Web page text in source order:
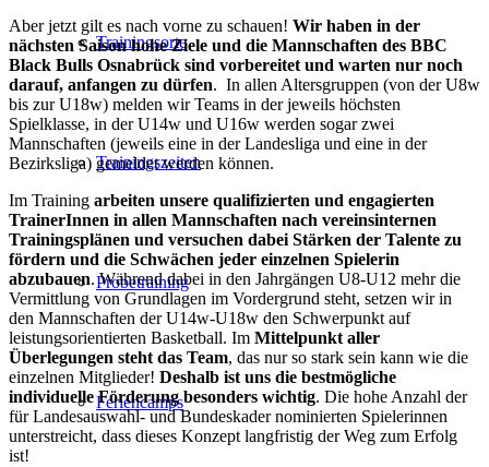
Trainingsorte
Trainingszeiten
Probetraining
Feriencamps
Aber jetzt gilt es nach vorne zu schauen! Wir haben in der
nächsten Saison hohe Ziele und die Mannschaften des BBC
Black Bulls Osnabrück sind vorbereitet und warten nur noch
darauf, anfangen zu dürfen. In allen Altersgruppen (von der U8w
bis zur U18w) melden wir Teams in der jeweils höchsten
Spielklasse, in der U14w und U16w werden sogar zwei
Mannschaften (jeweils eine in der Landesliga und eine in der
Bezirksliga) gemeldet werden können.
Im Training arbeiten unsere qualifizierten und engagierten
TrainerInnen in allen Mannschaften nach vereinsinternen
Trainingsplänen und versuchen dabei Stärken der Talente zu
fördern und die Schwächen jeder einzelnen Spielerin
abzubauen. Während dabei in den Jahrgängen U8-U12 mehr die
Vermittlung von Grundlagen im Vordergrund steht, setzen wir in
den Mannschaften der U14w-U18w den Schwerpunkt auf
leistungsorientierten Basketball. Im Mittelpunkt aller
Überlegungen steht das Team, das nur so stark sein kann wie die
einzelnen Mitglieder! Deshalb ist uns die bestmögliche
individuelle Förderung besonders wichtig. Die hohe Anzahl der
für Landesauswahl- und Bundeskader nominierten Spielerinnen
unterstreicht, dass dieses Konzept langfristig der Weg zum Erfolg
ist!